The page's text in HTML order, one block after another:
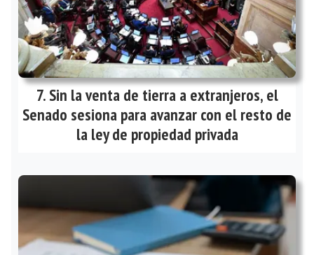
Sin la venta de tierra a extranjeros, el
Senado sesiona para avanzar con el resto de
la ley de propiedad privada